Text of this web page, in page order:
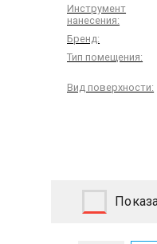
Инструмент
нанесения:
Бренд:
Тип помещения:
Вид поверхности: